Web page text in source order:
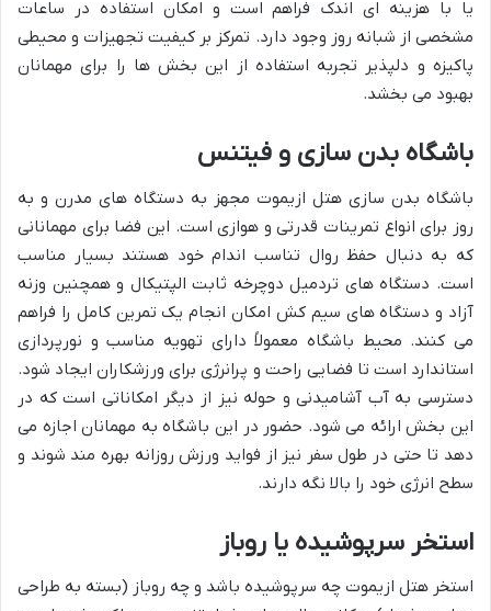
یا با هزینه ای اندک فراهم است و امکان استفاده در ساعات
مشخصی از شبانه روز وجود دارد. تمرکز بر کیفیت تجهیزات و محیطی
پاکیزه و دلپذیر تجربه استفاده از این بخش ها را برای مهمانان
بهبود می بخشد.
باشگاه بدن سازی و فیتنس
باشگاه بدن سازی هتل ازیموت مجهز به دستگاه های مدرن و به
روز برای انواع تمرینات قدرتی و هوازی است. این فضا برای مهمانانی
که به دنبال حفظ روال تناسب اندام خود هستند بسیار مناسب
است. دستگاه های تردمیل دوچرخه ثابت الپتیکال و همچنین وزنه
آزاد و دستگاه های سیم کش امکان انجام یک تمرین کامل را فراهم
می کنند. محیط باشگاه معمولاً دارای تهویه مناسب و نورپردازی
استاندارد است تا فضایی راحت و پرانرژی برای ورزشکاران ایجاد شود.
دسترسی به آب آشامیدنی و حوله نیز از دیگر امکاناتی است که در
این بخش ارائه می شود. حضور در این باشگاه به مهمانان اجازه می
دهد تا حتی در طول سفر نیز از فواید ورزش روزانه بهره مند شوند و
سطح انرژی خود را بالا نگه دارند.
استخر سرپوشیده یا روباز
استخر هتل ازیموت چه سرپوشیده باشد و چه روباز (بسته به طراحی